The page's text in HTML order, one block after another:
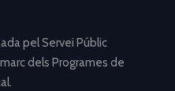
pel Servei Públic
dels Programes de